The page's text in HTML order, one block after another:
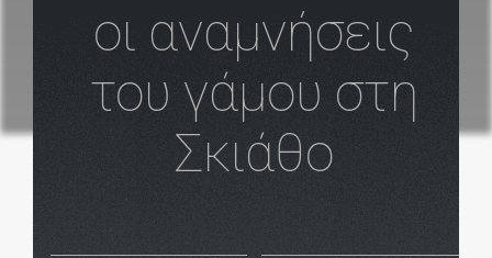
οι αναμνήσεις
του γάμου στη
Σκιάθο